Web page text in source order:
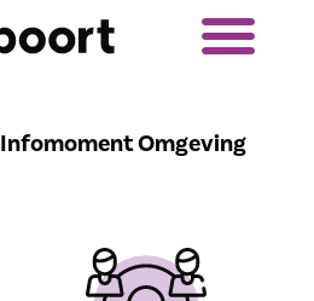
Infomoment Omgeving